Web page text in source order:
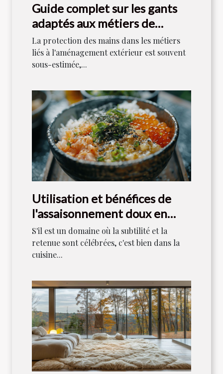
Guide complet sur les gants
adaptés aux métiers de
l'aménagement extérieur
La protection des mains dans les métiers
liés à l'aménagement extérieur est souvent
sous-estimée,...
Utilisation et bénéfices de
l'assaisonnement doux en
cuisine japonaise
S'il est un domaine où la subtilité et la
retenue sont célébrées, c'est bien dans la
cuisine...